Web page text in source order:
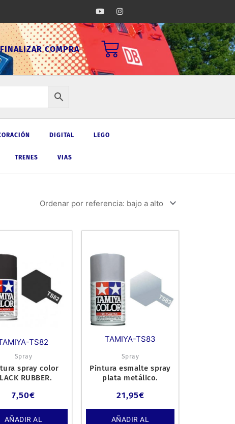
Y
o
u
t
I
n
s
t
a
g
FINALIZAR COMPRA Carrito
DIGITAL LEGO
TRENES VIAS
TS82
Spray
spray color
RUBBER.
7,50€
AÑADIR AL
TAMIYA-TS83
Spray
Pintura esmalte spray
plata metálico.
21,95€
AÑADIR AL